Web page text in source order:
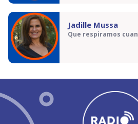
Jadille Mussa
Que respiramos